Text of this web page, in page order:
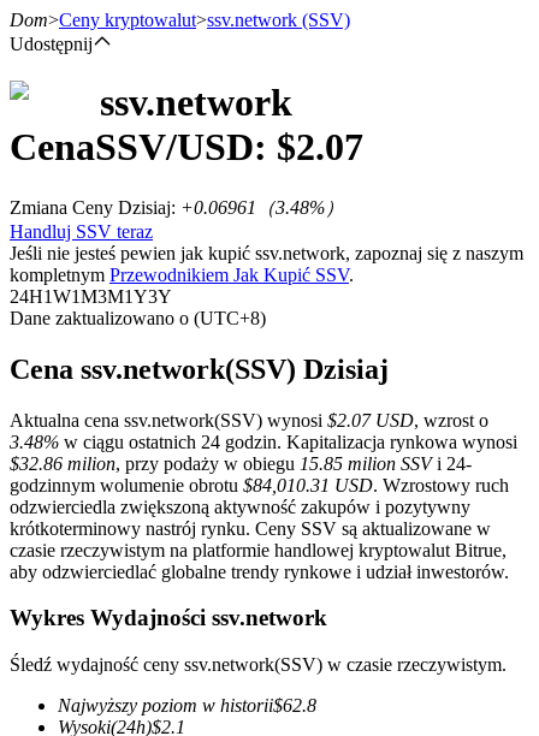
Kontrakty terminowe
Kontrakty terminowe na USDT
Dom>Ceny kryptowalut>ssv.network (SSV)
Udostępnij
ssv.network
CenaSSV/USD: $2.07
Zmiana Ceny Dzisiaj: +0.06961 （3.48%）
Handluj SSV teraz
Jeśli nie jesteś pewien jak kupić ssv.network, zapoznaj się z naszym
kompletnym Przewodnikiem Jak Kupić SSV.
24H1W1M3M1Y3Y
Dane zaktualizowano o (UTC+8)
Cena ssv.network(SSV) Dzisiaj
Aktualna cena ssv.network(SSV) wynosi $2.07 USD, wzrost o
3.48% w ciągu ostatnich 24 godzin. Kapitalizacja rynkowa wynosi
$32.86 milion, przy podaży w obiegu 15.85 milion SSVi 24-
godzinnym wolumenie obrotu $84,010.31 USD. Wzrostowy ruch
odzwierciedla zwiększoną aktywność zakupów i pozytywny
krótkoterminowy nastrój rynku. Ceny SSV są aktualizowane w
czasie rzeczywistym na platformie handlowej kryptowalut Bitrue,
aby odzwierciedlać globalne trendy rynkowe i udział inwestorów.
Wykres Wydajności ssv.network
Śledź wydajność ceny ssv.network(SSV) w czasie rzeczywistym.
Najwyższy poziom w historii$62.8
Wysoki(24h)$2.1